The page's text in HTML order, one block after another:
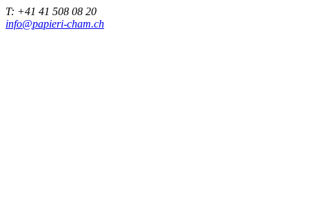
T: +41 41 508 08 20
info@papieri-cham.ch